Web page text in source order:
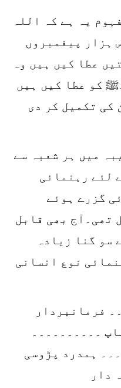
یہ ہے کہ اللہ
ہزار پیغمبروں
عطا کیں ہیں وہ
کو عطا کیں ہیں
کی تکمیل کر دی
میں ہر شعبہ سے
لئے رہنمائی
گزرے ہوئے
تھی۔آج بھی قابل
سو گنا زیادہ
نوع انسانی
فرمانبردار
۔۔۔۔۔۔۔۔۔۔
ہمدرد پڑوسی
دار